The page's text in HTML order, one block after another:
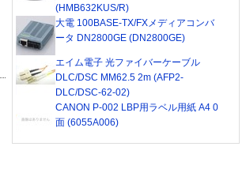
(HMB632KUS/R)
大電 100BASE-TX/FXメディアコンバ
ータ DN2800GE (DN2800GE)
エイム電子 光ファイバーケーブル
DLC/DSC MM62.5 2m (AFP2-
DLC/DSC-62-02)
CANON P-002 LBP用ラベル用紙 A4 0
面 (6055A006)